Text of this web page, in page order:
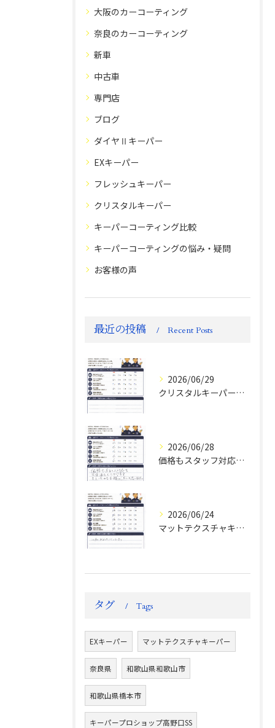
大阪のカーコーティング
奈良のカーコーティング
新車
中古車
専門店
ブログ
ダイヤⅡキーパー
EXキーパー
フレッシュキーパー
クリスタルキーパー
キーパーコーティング比較
キーパーコーティングの悩み・疑問
お客様の声
最近の投稿 Recent Posts
2026/06/29
クリスタルキーパー評判
2026/06/28
価格もスタッフ対応も大変満足！ランドクルーザーFJお客様の声
2026/06/24
マットテクスチャキーパー施工後のお客様の声
タグ Tags
EXキーパー マットテクスチャキーパー
奈良県 和歌山県和歌山市
和歌山県橋本市
キーパープロショップ高野口SS